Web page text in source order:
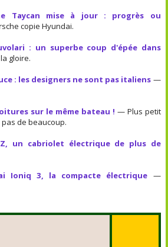
Taycan mise à jour : progrès ou
copie Hyundai.
: un superbe coup d'épée dans
gloire.
: les designers ne sont pas italiens —
sur le même bateau ! — Plus petit
de beaucoup.
Z, un cabriolet électrique de plus de
Ioniq 3, la compacte électrique —